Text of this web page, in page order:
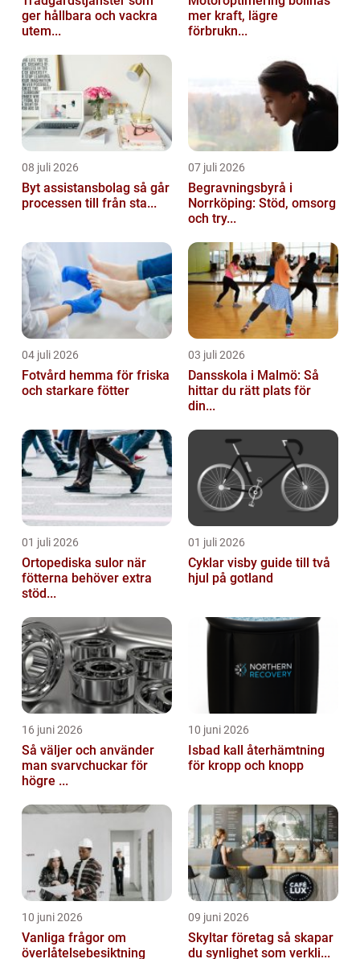
ger hållbara och vackra
utem...
mer kraft, lägre
förbrukn...
08 juli 2026
Byt assistansbolag så går
processen till från sta...
07 juli 2026
Begravningsbyrå i
Norrköping: Stöd, omsorg
och try...
04 juli 2026
Fotvård hemma för friska
och starkare fötter
03 juli 2026
Dansskola i Malmö: Så
hittar du rätt plats för
din...
01 juli 2026
Ortopediska sulor när
fötterna behöver extra
stöd...
01 juli 2026
Cyklar visby guide till två
hjul på gotland
16 juni 2026
Så väljer och använder
man svarvchuckar för
högre ...
10 juni 2026
Isbad kall återhämtning
för kropp och knopp
10 juni 2026
Vanliga frågor om
överlåtelsebesiktning
09 juni 2026
Skyltar företag så skapar
du synlighet som verkli...